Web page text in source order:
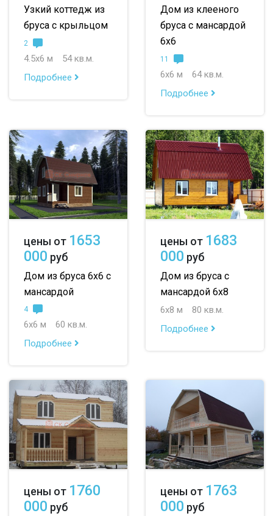
Узкий коттедж из
бруса с крыльцом
2
4.5х6 м
54 кв.м.
Подробнее
Дом из клееного
бруса с мансардой
6х6
11
6х6 м
64 кв.м.
Подробнее
цены от 1653
000 руб
Дом из бруса 6х6 с
мансардой
4
6х6 м
60 кв.м.
Подробнее
цены от 1683
000 руб
Дом из бруса с
мансардой 6х8
6х8 м
80 кв.м.
Подробнее
цены от 1760
000 руб
цены от 1763
000 руб